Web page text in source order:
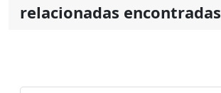
relacionadas encontradas